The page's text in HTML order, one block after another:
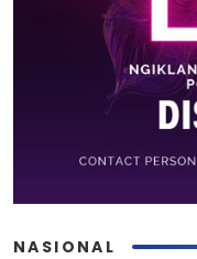
NASIONAL